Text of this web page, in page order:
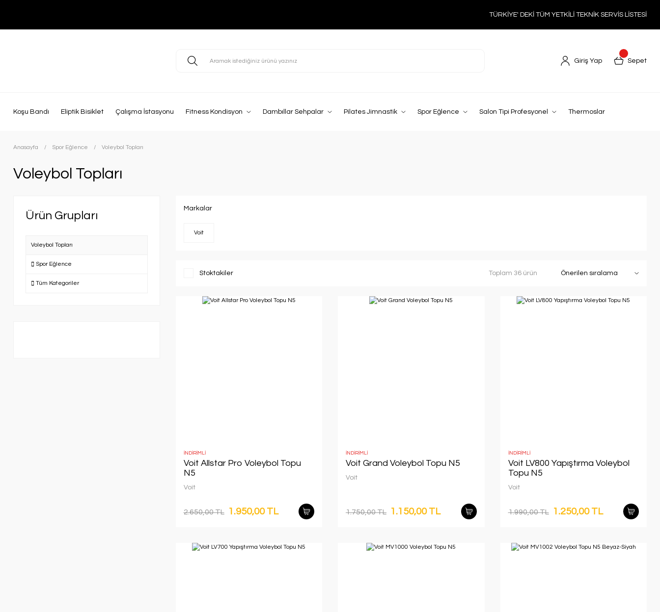
TÜRKİYE' DEKİ TÜM YETKİLİ TEKNİK SERVİS LİSTESİ
Giriş Yap Sepet
Koşu Bandı Eliptik Bisiklet Çalışma İstasyonu Fitness Kondisyon Dambıllar Sehpalar Pilates Jimnastik Spor Eğlence Salon Tipi Profesyonel Thermoslar
Anasayfa Spor Eğlence Voleybol Topları
Voleybol Topları
Ürün Grupları
Voleybol Topları
Spor Eğlence
Tüm Kategoriler
Markalar
Voit
Stoktakiler Toplam 36 ürün
İNDİRİMLİ
Voit Allstar Pro Voleybol Topu
N5
Voit
2.650,00 TL 1.950,00 TL
İNDİRİMLİ
Voit Grand Voleybol Topu N5
Voit
1.750,00 TL 1.150,00 TL
İNDİRİMLİ
Voit LV800 Yapıştırma Voleybol
Topu N5
Voit
1.990,00 TL 1.250,00 TL